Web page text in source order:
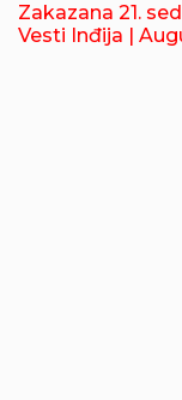
Zakazana 21.
Vesti Inđija |